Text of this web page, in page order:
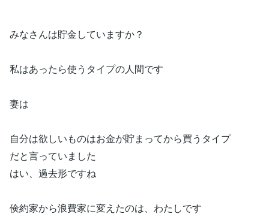
みなさんは貯金していますか？
私はあったら使うタイプの人間です
妻は
自分は欲しいものはお金が貯まってから買うタイプ
だと言っていました
はい、過去形ですね
倹約家から浪費家に変えたのは、わたしです